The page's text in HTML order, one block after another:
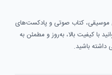
موسیقی، کتاب صوتی و پادکست‌های
با کیفیت بالا، به‌روز و مطمئن به
داشته باشید.